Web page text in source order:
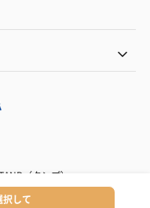
して
（タンプ）